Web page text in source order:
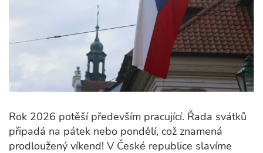
Rok 2026 potěší především pracující. Řada svátků
připadá na pátek nebo pondělí, což znamená
prodloužený víkend! V České republice slavíme